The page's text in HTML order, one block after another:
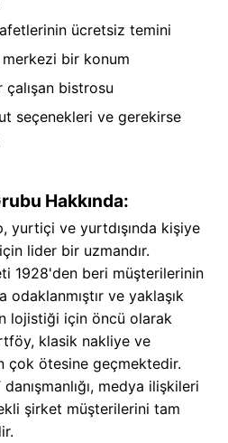
ücretsiz temini
bir konum
bistrosu
seçenekleri ve gerekirse
Hakkında:
yurtiçi ve yurtdışında kişiye
lider bir uzmandır.
1928'den beri müşterilerinin
odaklanmıştır ve yaklaşık
lojistiği için öncü olarak
klasik nakliye ve
çok ötesine geçmektedir.
medya ilişkileri
şirket müşterilerini tam